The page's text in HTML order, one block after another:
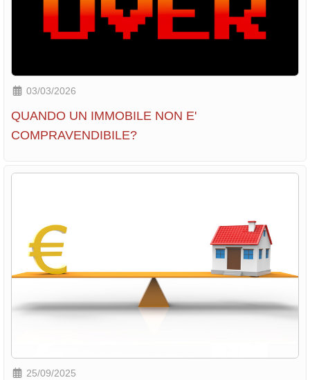
03/03/2026
QUANDO UN IMMOBILE NON E'
COMPRAVENDIBILE?
25/09/2025